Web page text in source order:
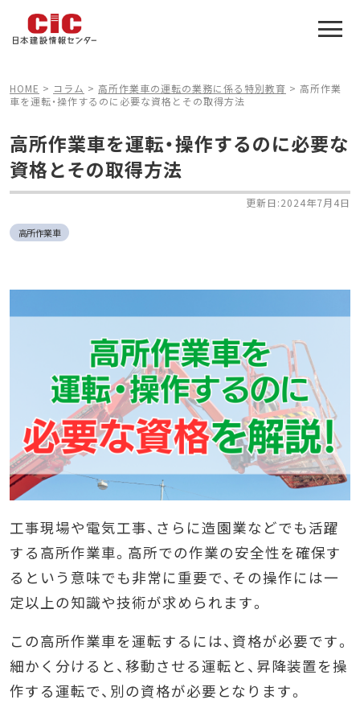
HOME > コラム > 高所作業車の運転の業務に係る特別教育 > 高所作業
車を運転・操作するのに必要な資格とその取得方法
高所作業車を運転・操作するのに必要な
資格とその取得方法
更新日:2024年7月4日
高所作業車
工事現場や電気工事、さらに造園業などでも活躍
する高所作業車。高所での作業の安全性を確保す
るという意味でも非常に重要で、その操作には一
定以上の知識や技術が求められます。
この高所作業車を運転するには、資格が必要です。
細かく分けると、移動させる運転と、昇降装置を操
作する運転で、別の資格が必要となります。